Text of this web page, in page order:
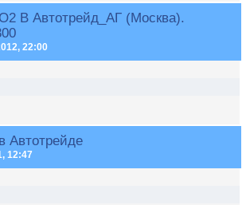
В Автотрейд_АГ (Москва).
22:00
Автотрейде
12:47